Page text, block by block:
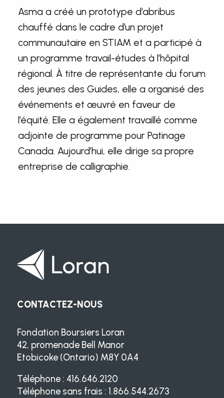
Asma a créé un prototype d’abribus
chauffé dans le cadre d’un projet
communautaire en STIAM et a participé à
un programme travail-études à l’hôpital
régional. À titre de représentante du forum
des jeunes des Guides, elle a organisé des
événements et œuvré en faveur de
l’équité. Elle a également travaillé comme
adjointe de programme pour Patinage
Canada. Aujourd’hui, elle dirige sa propre
entreprise de calligraphie.
CONTACTEZ-NOUS
Fondation Boursiers Loran
42, promenade Bell Manor
Etobicoke (Ontario) M8Y 0A4
Téléphone : 416.646.2120
Téléphone sans frais : 1.866.544.2673